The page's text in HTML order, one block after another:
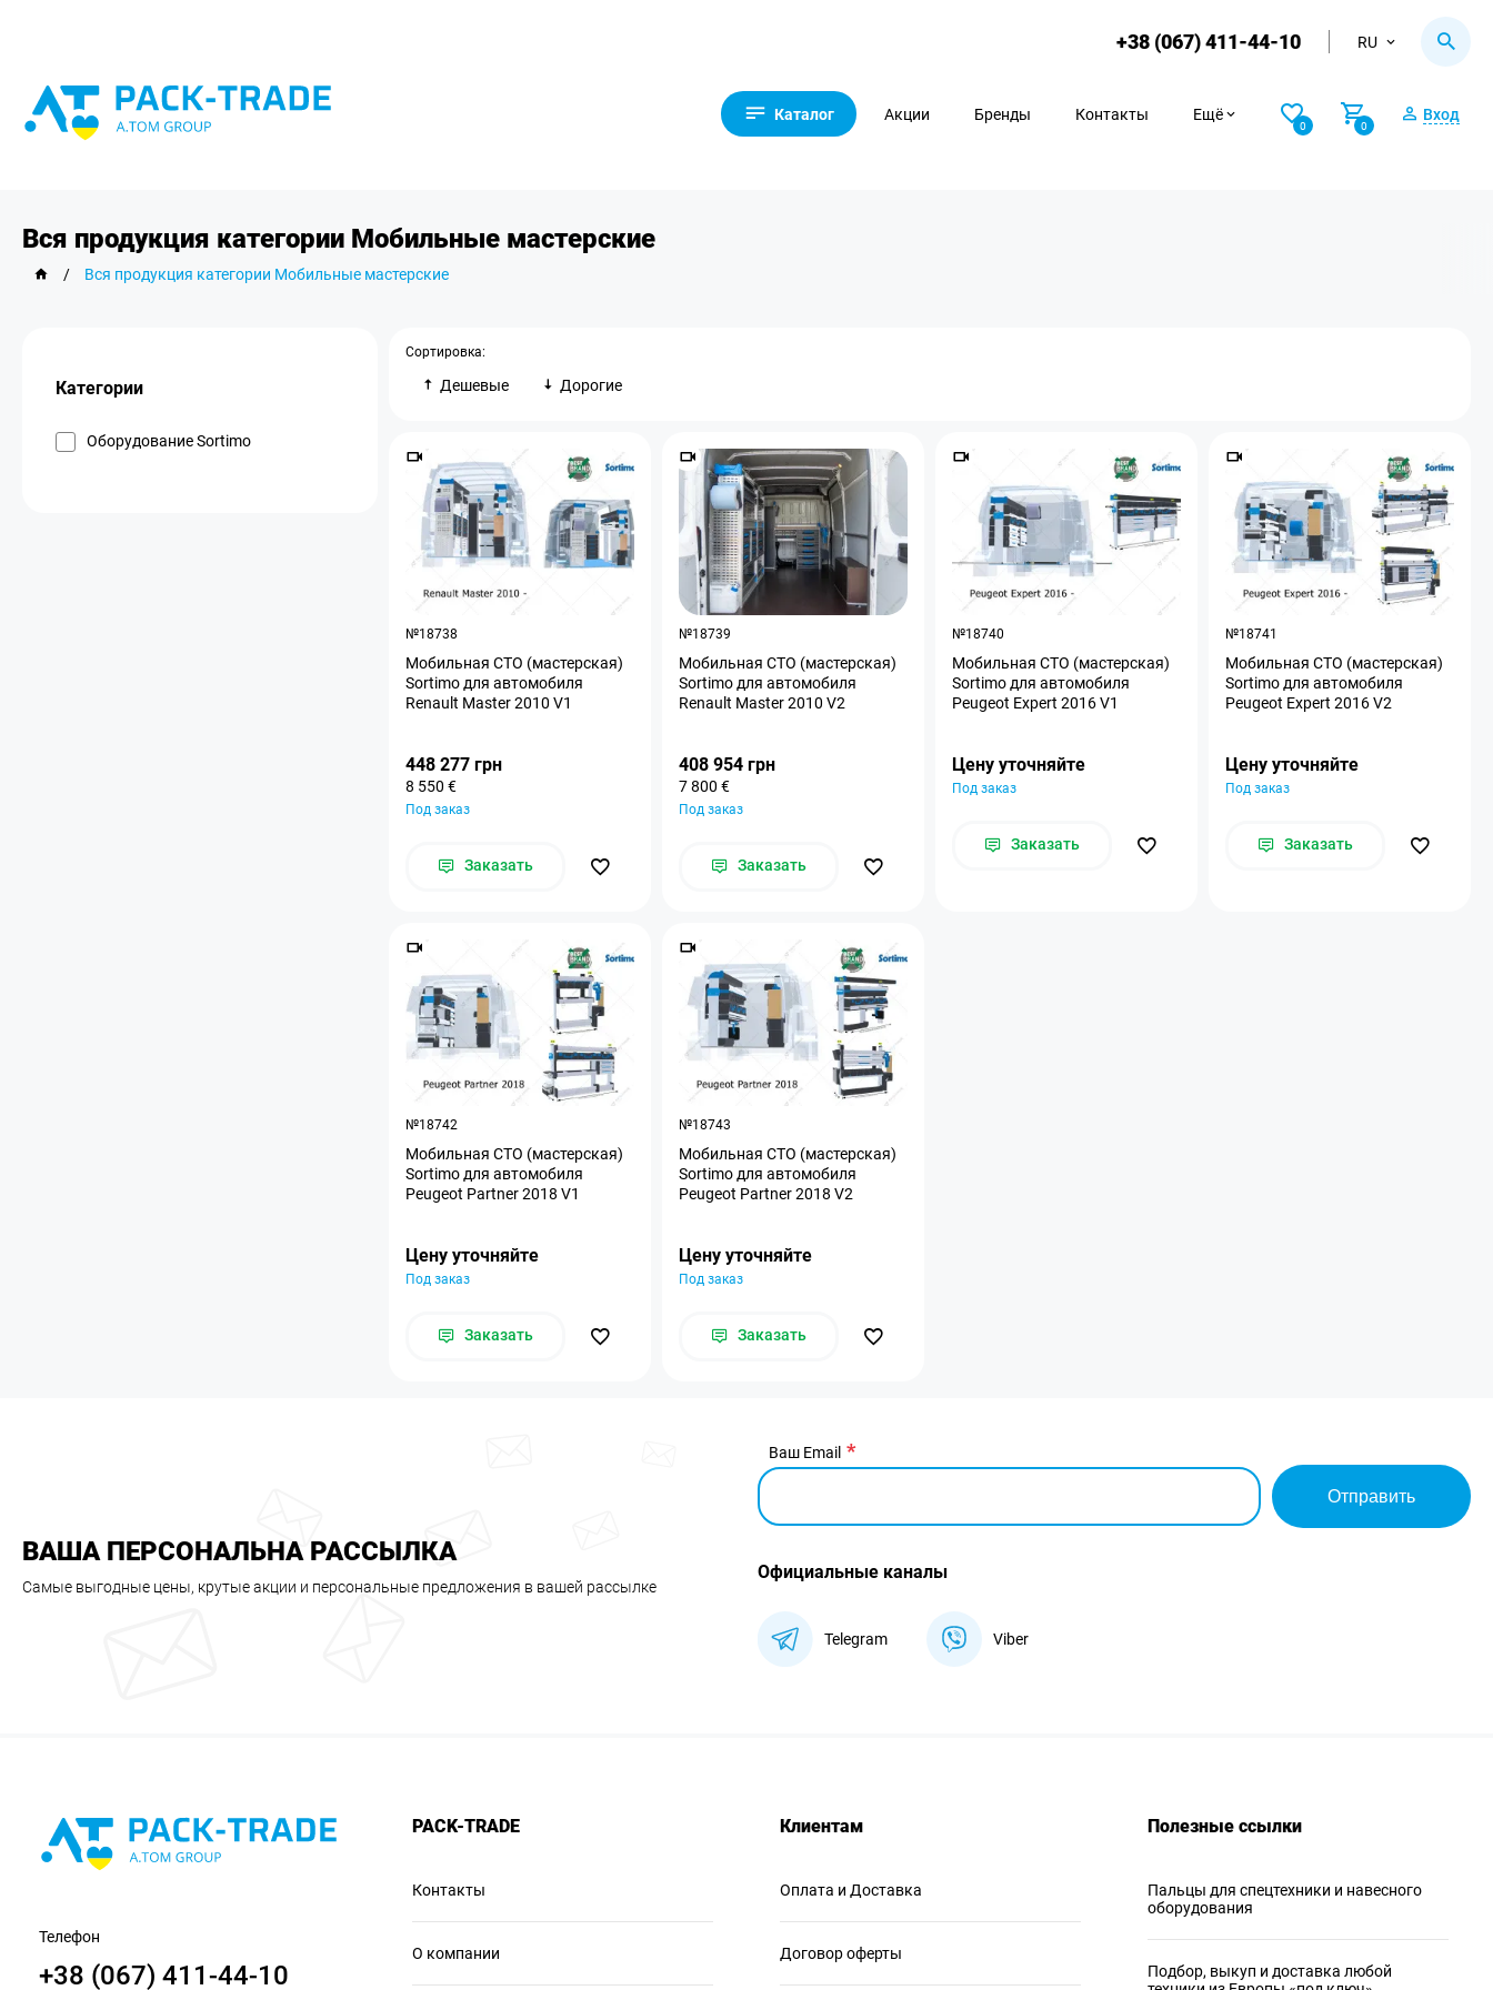
+38 (067) 411-44-10 RU
Каталог Акции Бренды Контакты Ещё
0 0
Вход
Вся продукция категории Мобильные мастерские
/ Вся продукция категории Мобильные мастерские
Категории
Оборудование Sortimo
Сортировка:
Дешевые Дорогие
№18738
Мобильная СТО (мастерская)
Sortimo для автомобиля
Renault Master 2010 V1
448 277 грн
8 550 €
Под заказ
Заказать
№18739
Мобильная СТО (мастерская)
Sortimo для автомобиля
Renault Master 2010 V2
408 954 грн
7 800 €
Под заказ
Заказать
№18740
Мобильная СТО (мастерская)
Sortimo для автомобиля
Peugeot Expert 2016 V1
Цену уточняйте
Под заказ
Заказать
№18741
Мобильная СТО (мастерская)
Sortimo для автомобиля
Peugeot Expert 2016 V2
Цену уточняйте
Под заказ
Заказать
№18742
Мобильная СТО (мастерская)
Sortimo для автомобиля
Peugeot Partner 2018 V1
Цену уточняйте
Под заказ
Заказать
№18743
Мобильная СТО (мастерская)
Sortimo для автомобиля
Peugeot Partner 2018 V2
Цену уточняйте
Под заказ
Заказать
ВАША ПЕРСОНАЛЬНА РАССЫЛКА
Самые выгодные цены, крутые акции и персональные предложения в вашей рассылке
Ваш Email
Отправить
Официальные каналы
Telegram Viber
Телефон
+38 (067) 411-44-10
PACK-TRADE
Контакты
О компании
Клиентам
Оплата и Доставка
Договор оферты
Полезные ссылки
Пальцы для спецтехники и навесного
оборудования
Подбор, выкуп и доставка любой